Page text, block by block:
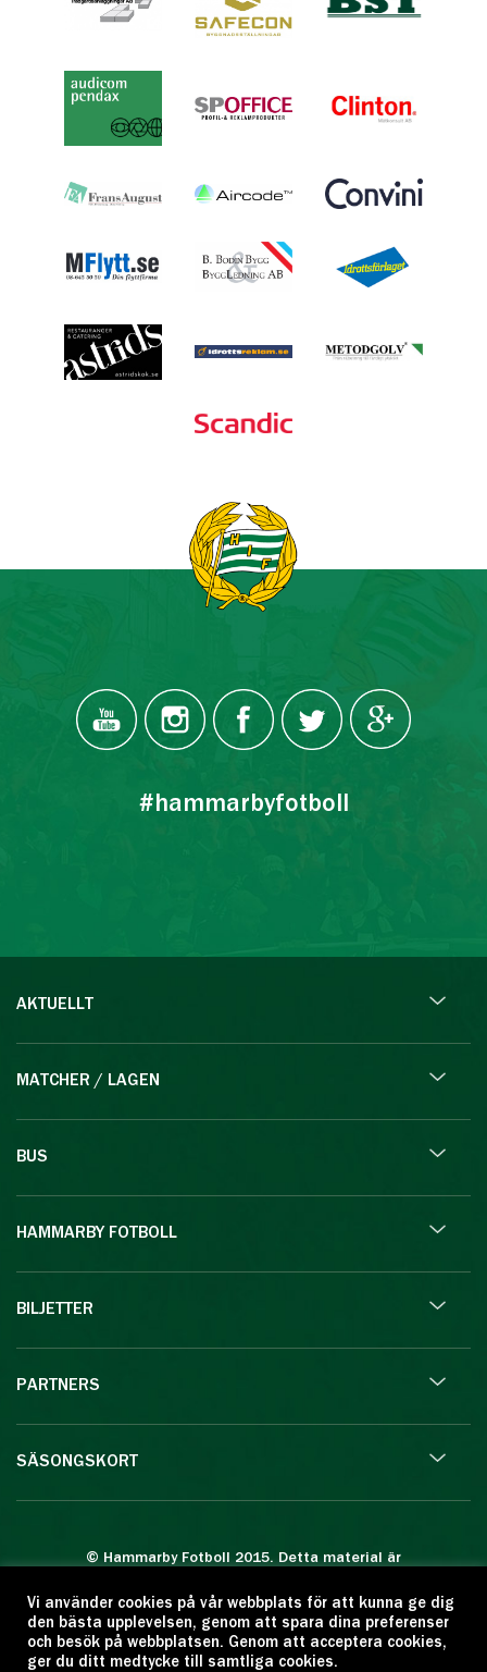
#hammarbyfotboll
AKTUELLT
MATCHER / LAGEN
BUS
HAMMARBY FOTBOLL
BILJETTER
PARTNERS
SÄSONGSKORT
© Hammarby Fotboll 2015. Detta material är
Eftertryck eller annan kopiering är förbjuden.
Citera oss gärna men ange källan:
www.hammarbyfotboll.se. Ansvarig utgivare:
Vi använder cookies på vår webbplats för att kunna ge dig
den bästa upplevelsen, genom att spara dina preferenser
och besök på webbplatsen. Genom att acceptera cookies,
ger du ditt medtycke till samtliga cookies.